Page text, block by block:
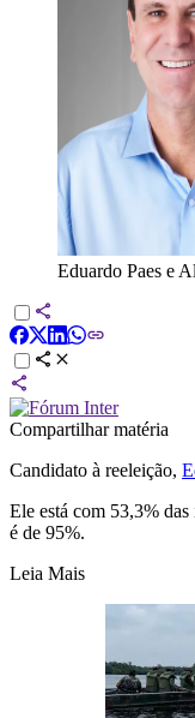
Eduardo Paes e
Compartilhar matéria
Candidato à reeleição,
Ele está com 53,3%
é de 95%.
Leia Mais